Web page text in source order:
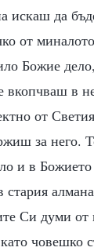
искаш да
от
Божие
вкопчваш в
от
за него.
и в
Си думи